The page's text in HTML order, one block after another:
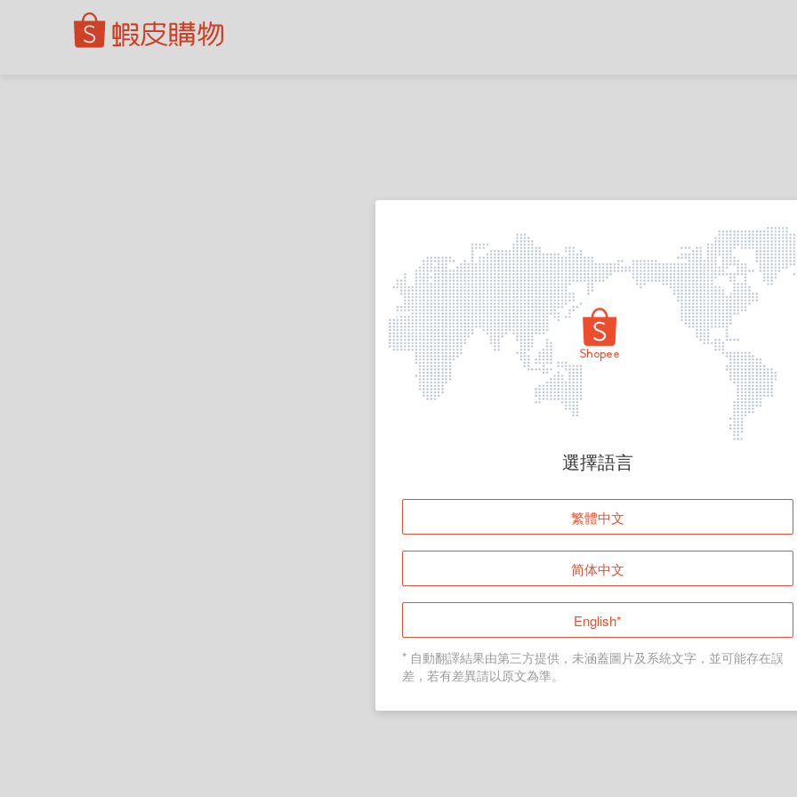
頁面無法顯示
登入
返回首頁
選擇語言
繁體中文
简体中文
English*
* 自動翻譯結果由第三方提供，未涵蓋圖片及系統文字，並可能存在誤
差，若有差異請以原文為準。